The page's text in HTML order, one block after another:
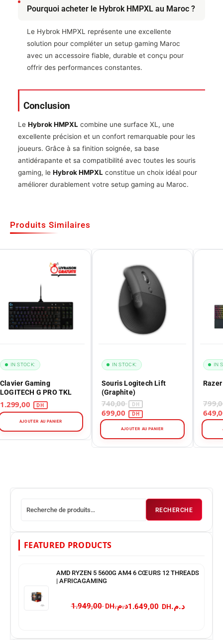
Pourquoi acheter le Hybrok HMPXL au Maroc ?
Le Hybrok HMPXL représente une excellente
solution pour compléter un setup gaming Maroc
avec un accessoire fiable, durable et conçu pour
offrir des performances constantes.
Conclusion
Le Hybrok HMPXL combine une surface XL, une
excellente précision et un confort remarquable pour les
joueurs. Grâce à sa finition soignée, sa base
antidérapante et sa compatibilité avec toutes les souris
gaming, le Hybrok HMPXL constitue un choix idéal pour
améliorer durablement votre setup gaming au Maroc.
Produits Similaires
Clavier Gaming
LOGITECH G PRO TKL
IN STOCK:
AJOUTER AU PANIER
Souris Logitech Lift
(Graphite)
740,00
IN STOCK:
AJOUTER AU PANIER
IN
RECHERCHE
FEATURED PRODUCTS
AMD RYZEN 5 5600G AM4 6 CŒURS 12 THREADS
| AFRICAGAMING
د.م. 1.949,00 د.م.